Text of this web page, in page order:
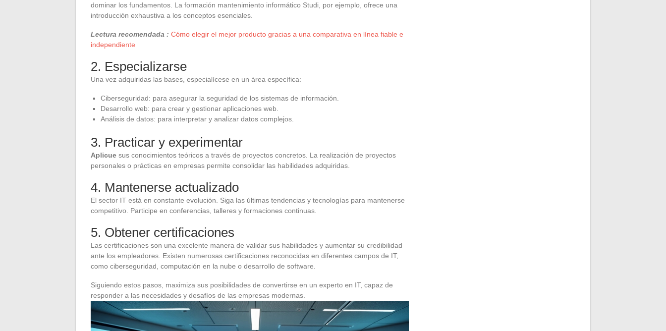
dominar los fundamentos. La formación mantenimiento informático Studi, por ejemplo, ofrece una
introducción exhaustiva a los conceptos esenciales.
Lectura recomendada : Cómo elegir el mejor producto gracias a una comparativa en línea fiable e
independiente
2. Especializarse
Una vez adquiridas las bases, especialícese en un área específica:
Ciberseguridad: para asegurar la seguridad de los sistemas de información.
Desarrollo web: para crear y gestionar aplicaciones web.
Análisis de datos: para interpretar y analizar datos complejos.
3. Practicar y experimentar
Aplicue sus conocimientos teóricos a través de proyectos concretos. La realización de proyectos
personales o prácticas en empresas permite consolidar las habilidades adquiridas.
4. Mantenerse actualizado
El sector IT está en constante evolución. Siga las últimas tendencias y tecnologías para mantenerse
competitivo. Participe en conferencias, talleres y formaciones continuas.
5. Obtener certificaciones
Las certificaciones son una excelente manera de validar sus habilidades y aumentar su credibilidad
ante los empleadores. Existen numerosas certificaciones reconocidas en diferentes campos de IT,
como ciberseguridad, computación en la nube o desarrollo de software.
Siguiendo estos pasos, maximiza sus posibilidades de convertirse en un experto en IT, capaz de
responder a las necesidades y desafíos de las empresas modernas.